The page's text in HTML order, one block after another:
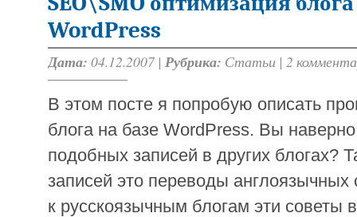
WordPress
Дата: 04.12.2007 | Рубрика: Статьи | 2
В этом посте я попробую описать
блога на базе WordPress. Вы
подобных записей в других блогах?
записей это переводы англоязычных
к русскоязычным блогам эти советы